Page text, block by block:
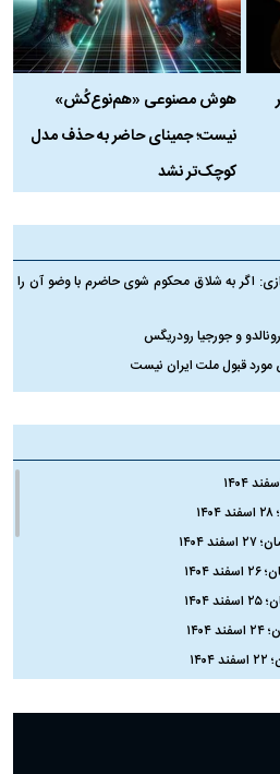
تیر
هوش مصنوعی «هم‌نوع‌کُش»
نیست؛ جمینای حاضر به حذف مدل
کوچک‌تر نشد
اگر به شلاق محکوم شوی حاضرم با وضو آن را
و جورجیا رودریگس
مورد قبول ملت ایران نیست
۱۴۰۴